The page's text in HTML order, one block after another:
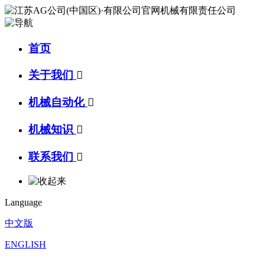
首页
关于我们 
机械自动化 
机械知识 
联系我们 
Language
中文版
ENGLISH